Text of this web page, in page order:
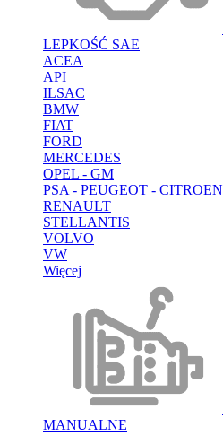
LEPKOŚĆ SAE
ACEA
API
ILSAC
BMW
FIAT
FORD
MERCEDES
OPEL - GM
PSA - PEUGEOT - CITROEN
RENAULT
STELLANTIS
VOLVO
VW
Więcej
MANUALNE